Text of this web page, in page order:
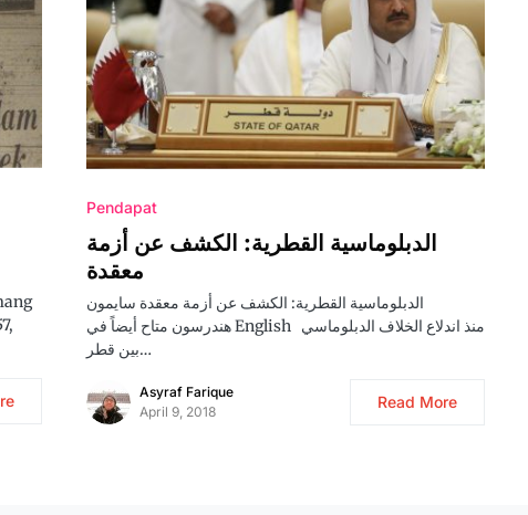
Pendapat
الدبلوماسية القطرية: الكشف عن أزمة
معقدة
الدبلوماسية القطرية: الكشف عن أزمة معقدة سايمون
هندرسون متاح أيضاً في English منذ اندلاع الخلاف الدبلوماسي
بين قطر…
Asyraf Farique
April 9, 2018
Read More